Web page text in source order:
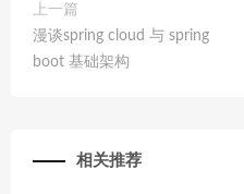
上一篇
漫谈spring cloud 与 spring
boot 基础架构
相关推荐